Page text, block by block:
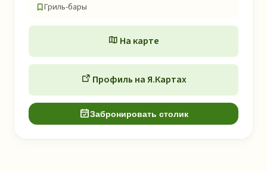
Гриль-бары
На карте
Профиль на Я.Картах
Забронировать столик